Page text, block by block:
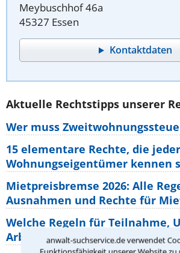
anwalt-suchservice.de verwendet
Meybuschhof 46a
45327 Essen
Kontaktdaten
Aktuelle Rechtstipps unserer
Wer muss
15 elementare Rechte, die jeder
Wohnungseigentümer kennen
Mietpreisbremse 2026: Alle
Ausnahmen und Rechte für
Welche Regeln für Teilnahme,
Arbeitszeit gelten beim